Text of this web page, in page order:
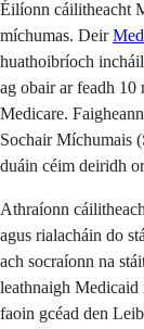
Éilíonn cáilitheacht
míchumas. Deir
huathoibríoch
ag obair ar feadh 10
Medicare.
Sochair Míchumais
duáin céim deiridh
Athraíonn
agus rialacháin do
ach socraíonn na
leathnaigh
faoin gcéad den